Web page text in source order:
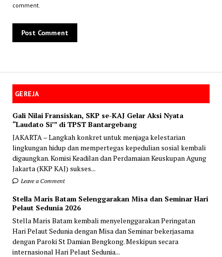
GEREJA
Gali Nilai Fransiskan, SKP se-KAJ Gelar Aksi Nyata
“Laudato Si’” di TPST Bantargebang
JAKARTA – Langkah konkret untuk menjaga kelestarian
lingkungan hidup dan mempertegas kepedulian sosial kembali
digaungkan. Komisi Keadilan dan Perdamaian Keuskupan Agung
Jakarta (KKP KAJ) sukses...
Leave a Comment
Stella Maris Batam Selenggarakan Misa dan Seminar Hari
Pelaut Sedunia 2026
Stella Maris Batam kembali menyelenggarakan Peringatan
Hari Pelaut Sedunia dengan Misa dan Seminar bekerjasama
dengan Paroki St Damian Bengkong. Meskipun secara
internasional Hari Pelaut Sedunia...
comment.